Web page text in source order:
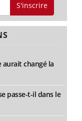
S'inscrire
aurait changé la
passe-t-il dans le